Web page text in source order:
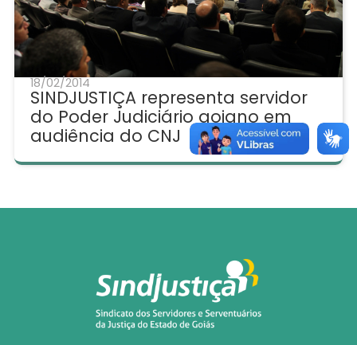
18/02/2014
SINDJUSTIÇA representa servidor
do Poder Judiciário goiano em
audiência do CNJ